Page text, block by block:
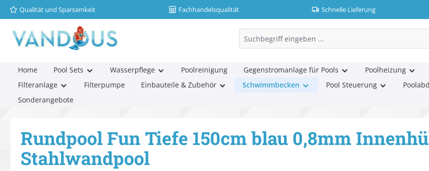
Hauptinhalt springen
Zur Suche springen
Zur Hauptnavigation springen
Qualität und Sparsamkeit Fachhandelsqualität Schnelle Lieferung
Home Pool Sets Wasserpflege Poolreinigung Gegenstromanlage für Pools Poolheizung
Filteranlage
Filterpumpe Einbauteile & Zubehör Schwimmbecken Pool Steuerung
Sonderangebote
Rundpool Fun Tiefe 150cm blau 0,8mm
Stahlwandpool